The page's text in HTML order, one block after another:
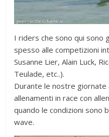
I riders che sono qui sono
spesso alle competizioni
Susanne Lier, Alain Luck,
Teulade, etc..).
Durante le nostre
allenamenti in race con
quando le condizioni sono
wave.